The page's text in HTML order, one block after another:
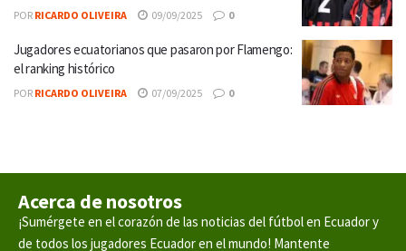
POR RICARDO OLIVEIRA 09/09/2025 0
Jugadores ecuatorianos que pasaron por Flamengo:
el ranking histórico
POR RICARDO OLIVEIRA 07/09/2025 0
Acerca de nosotros
¡Sumérgete en el corazón de las noticias del fútbol en Ecuador y
de todos los jugadores Ecuador en el mundo! Mantente